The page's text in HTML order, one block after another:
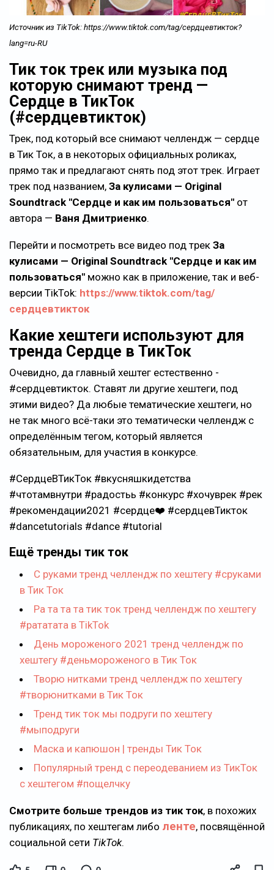
Источник из TikTok: https://www.tiktok.com/tag/сердцевтикток?
lang=ru-RU
Тик ток трек или музыка под
которую снимают тренд —
Сердце в ТикТок
(#сердцевтикток)
Трек, под который все снимают челлендж — сердце
в Тик Ток, а в некоторых официальных роликах,
прямо так и предлагают снять под этот трек. Играет
трек под названием, За кулисами — Original
Soundtrack "Сердце и как им пользоваться" от
автора — Ваня Дмитриенко.
Перейти и посмотреть все видео под трек За
кулисами — Original Soundtrack "Сердце и как им
пользоваться" можно как в приложение, так и веб-
версии TikTok: https://www.tiktok.com/tag/
сердцевтикток
Какие хештеги используют для
тренда Сердце в ТикТок
Очевидно, да главный хештег естественно -
#сердцевтикток. Ставят ли другие хештеги, под
этими видео? Да любые тематические хештеги, но
не так много всё-таки это тематически челлендж с
определённым тегом, который является
обязательным, для участия в конкурсе.
#СердцеВТикТок #вкусняшкидетства
#чтотамвнутри #радостьь #конкурс #хочуврек #рек
#рекомендации2021 #сердце❤️ #сердцевТикток
#dancetutorials #dance #tutorial
Ещё тренды тик ток
С руками тренд челлендж по хештегу #сруками
в Тик Ток
Ра та та та тик ток тренд челлендж по хештегу
#рататата в TikTok
День мороженого 2021 тренд челлендж по
хештегу #деньмороженого в Тик Ток
Творю нитками тренд челлендж по хештегу
#творюнитками в Тик Ток
Тренд тик ток мы подруги по хештегу
#мыподруги
Маска и капюшон | тренды Тик Ток
Популярный тренд с переодеванием из ТикТок
с хештегом #пощелчку
Смотрите больше трендов из тик ток, в похожих
публикациях, по хештегам либо ленте, посвящённой
социальной сети TikTok.